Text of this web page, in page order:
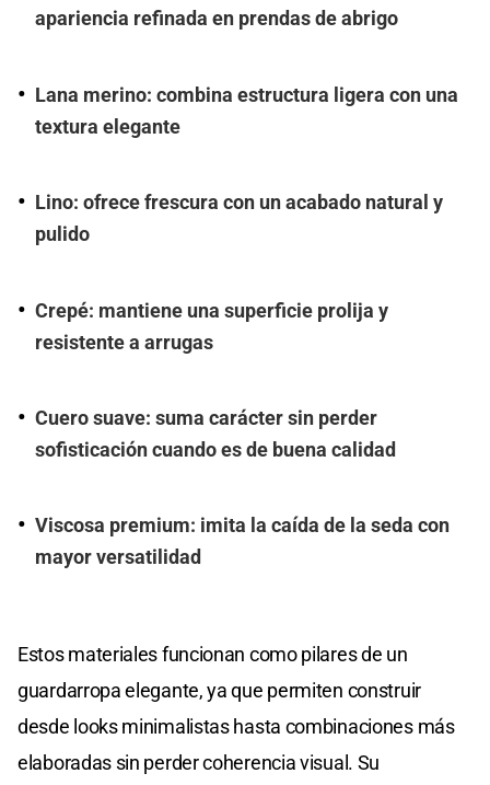
apariencia refinada en prendas de abrigo
Lana merino: combina estructura ligera con una
textura elegante
Lino: ofrece frescura con un acabado natural y
pulido
Crepé: mantiene una superficie prolija y
resistente a arrugas
Cuero suave: suma carácter sin perder
sofisticación cuando es de buena calidad
Viscosa premium: imita la caída de la seda con
mayor versatilidad
Estos materiales funcionan como pilares de un
guardarropa elegante, ya que permiten construir
desde looks minimalistas hasta combinaciones más
elaboradas sin perder coherencia visual. Su